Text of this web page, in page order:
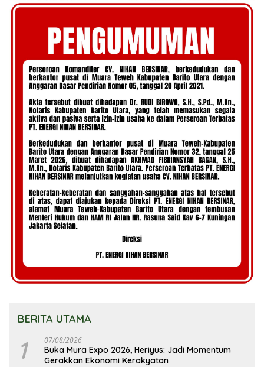
BERITA UTAMA
1 07/08/2026
Buka Mura Expo 2026, Heriyus: Jadi Momentum
Gerakkan Ekonomi Kerakyatan